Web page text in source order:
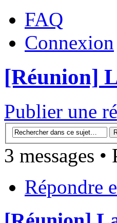
FAQ
Connexion
[Réunion]
Publier une
3 messages •
Répondre